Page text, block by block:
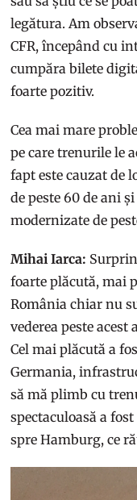
legătura. Am
CFR, începând cu
cumpăra bilete
foarte pozitiv.
Cea mai mare
pe care trenurile le
fapt este cauzat de
de peste 60 de ani
modernizate de
Mihai Iarca:
foarte plăcută, mai
România chiar nu
vederea peste acest
Cel mai plăcută a
Germania,
să mă plimb cu
spectaculoasă a
spre Hamburg, ce